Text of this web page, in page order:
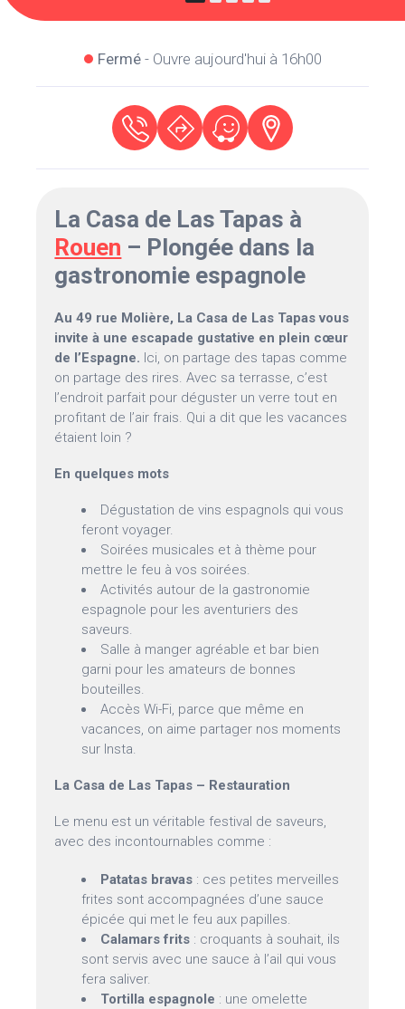
Fermé- Ouvre aujourd'hui à 16h00
La Casa de Las Tapas à
Rouen – Plongée dans la
gastronomie espagnole
Au 49 rue Molière, La Casa de Las Tapas vous
invite à une escapade gustative en plein cœur
de l’Espagne. Ici, on partage des tapas comme
on partage des rires. Avec sa terrasse, c’est
l’endroit parfait pour déguster un verre tout en
profitant de l’air frais. Qui a dit que les vacances
étaient loin ?
En quelques mots
Dégustation de vins espagnols qui vous
feront voyager.
Soirées musicales et à thème pour
mettre le feu à vos soirées.
Activités autour de la gastronomie
espagnole pour les aventuriers des
saveurs.
Salle à manger agréable et bar bien
garni pour les amateurs de bonnes
bouteilles.
Accès Wi-Fi, parce que même en
vacances, on aime partager nos moments
sur Insta.
La Casa de Las Tapas – Restauration
Le menu est un véritable festival de saveurs,
avec des incontournables comme :
Patatas bravas : ces petites merveilles
frites sont accompagnées d’une sauce
épicée qui met le feu aux papilles.
Calamars frits : croquants à souhait, ils
sont servis avec une sauce à l’ail qui vous
fera saliver.
Tortilla espagnole : une omelette